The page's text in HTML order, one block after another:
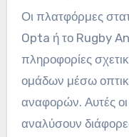
Οι πλατφόρμες
Opta ή το Rugby
πληροφορίες
ομάδων μέσω
αναφορών. Αυτές
αναλύσουν